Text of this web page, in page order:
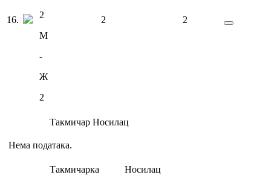
16.
2
М
-
Ж
2
2 2
Такмичар Носилац
Нема података.
Такмичарка Носилац